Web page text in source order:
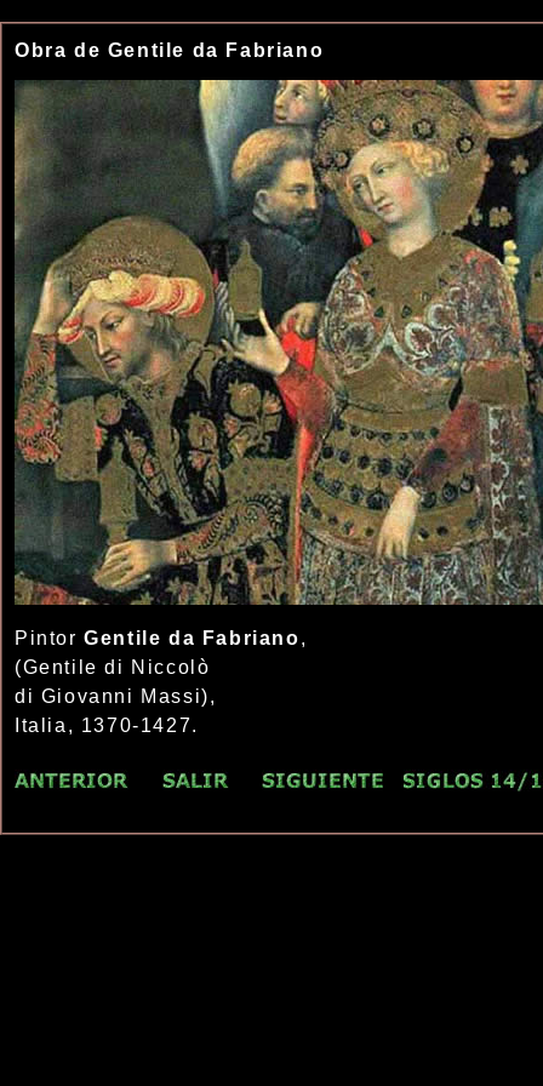
Obra de Gentile da Fabriano
PintorGentile da Fabriano,
(Gentile di Niccolò
di Giovanni Massi),
Italia, 1370-1427.